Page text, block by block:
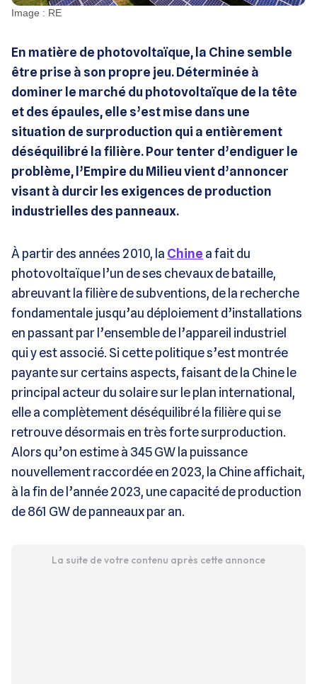
Image : RE
En matière de photovoltaïque, la Chine semble
être prise à son propre jeu. Déterminée à
dominer le marché du photovoltaïque de la tête
et des épaules, elle s’est mise dans une
situation de surproduction qui a entièrement
déséquilibré la filière. Pour tenter d’endiguer le
problème, l’Empire du Milieu vient d’annoncer
visant à durcir les exigences de production
industrielles des panneaux.
À partir des années 2010, la Chine a fait du
photovoltaïque l’un de ses chevaux de bataille,
abreuvant la filière de subventions, de la recherche
fondamentale jusqu’au déploiement d’installations
en passant par l’ensemble de l’appareil industriel
qui y est associé. Si cette politique s’est montrée
payante sur certains aspects, faisant de la Chine le
principal acteur du solaire sur le plan international,
elle a complètement déséquilibré la filière qui se
retrouve désormais en très forte surproduction.
Alors qu’on estime à 345 GW la puissance
nouvellement raccordée en 2023, la Chine affichait,
à la fin de l’année 2023, une capacité de production
de 861 GW de panneaux par an.
La suite de votre contenu après cette annonce